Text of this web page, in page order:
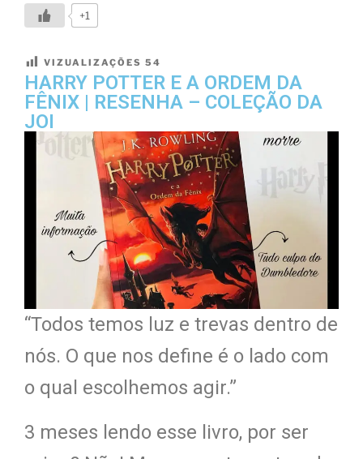
+1
VIZUALIZAÇÕES 54
HARRY POTTER E A ORDEM DA
FÊNIX | RESENHA – COLEÇÃO DA
JOI
“Todos temos luz e trevas dentro de
nós. O que nos define é o lado com
o qual escolhemos agir.”
3 meses lendo esse livro, por ser